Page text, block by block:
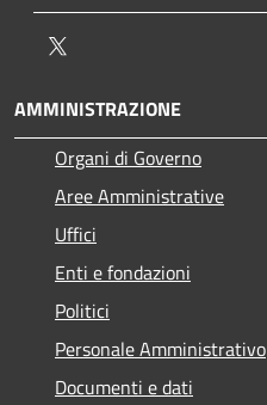
AMMINISTRAZIONE
Organi di Governo
Aree Amministrative
Uffici
Enti e fondazioni
Politici
Personale Amministrativo
Documenti e dati